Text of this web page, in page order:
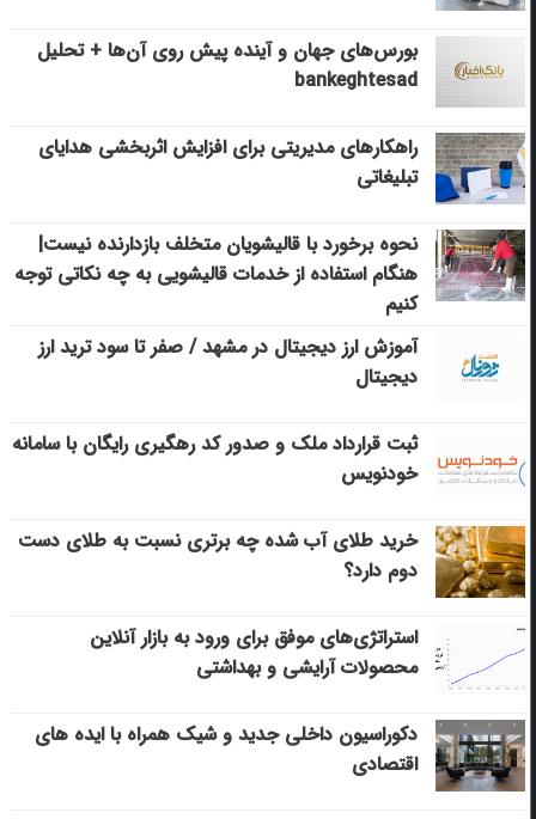
بورس‌های جهان و آینده پیش روی آن‌ها + تحلیل
bankeghtesad
راهکارهای مدیریتی برای افزایش اثربخشی هدایای
تبلیغاتی
نحوه برخورد با قالیشویان متخلف بازدارنده نیست|
هنگام استفاده از خدمات قالیشویی به چه نکاتی توجه
کنیم
آموزش ارز دیجیتال در مشهد / صفر تا سود ترید ارز
دیجیتال
ثبت قرارداد ملک و صدور کد رهگیری رایگان با سامانه
خودنویس
خرید طلای آب شده چه برتری نسبت به طلای دست
دوم دارد؟
استراتژی‌های موفق برای ورود به بازار آنلاین
محصولات آرایشی و بهداشتی
دکوراسیون داخلی جدید و شیک همراه با ایده های
اقتصادی